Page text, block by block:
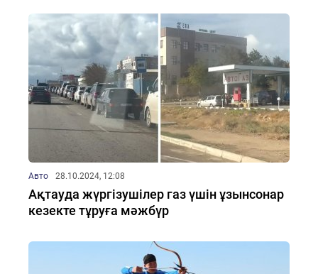
Авто 28.10.2024, 12:08
Ақтауда жүргізушілер газ үшін ұзынсонар
кезекте тұруға мәжбүр